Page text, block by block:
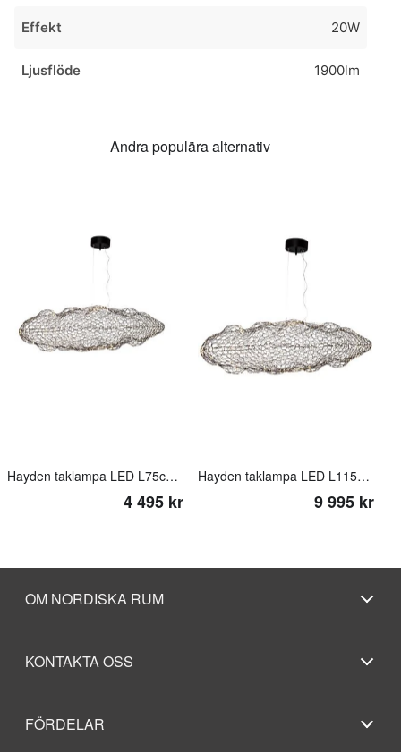
Effekt 20W
Ljusflöde 1900lm
Andra populära alternativ
Hayden taklampa LED L75cm Svart matt
4 495 kr
Hayden taklampa LED L115cm Svart matt
9 995 kr
OM NORDISKA RUM
KONTAKTA OSS
FÖRDELAR